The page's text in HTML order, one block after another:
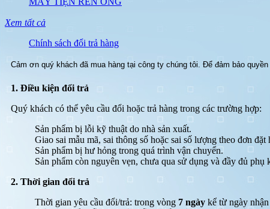
Xem tất cả
Chính sách đổi trả hàng
Cảm ơn quý khách đã mua hàng tại công ty chúng tôi. Để đảm bảo
1. Điều kiện đổi trả
Quý khách có thể yêu cầu đổi hoặc trả hàng trong các trường hợp:
Sản phẩm bị lỗi kỹ thuật do nhà sản xuất.
Giao sai mẫu mã, sai thông số hoặc sai số lượng theo đơn đặt
Sản phẩm bị hư hỏng trong quá trình vận chuyển.
Sản phẩm còn nguyên vẹn, chưa qua sử dụng và đầy đủ phụ
2. Thời gian đổi trả
Thời gian yêu cầu đổi/trả: trong vòng 7 ngày kể từ ngày